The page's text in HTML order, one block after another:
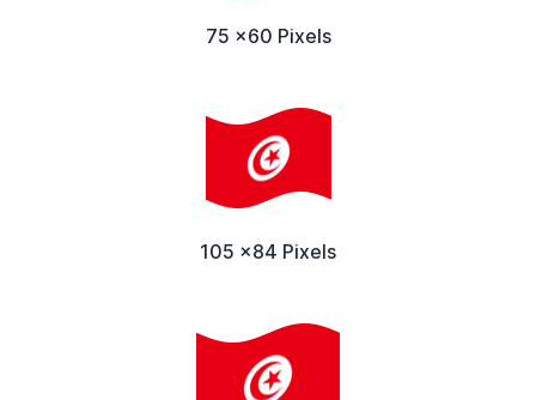
75 x60 Pixels
105 x84 Pixels